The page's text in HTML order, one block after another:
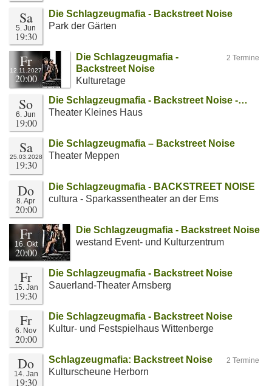
Sa
5. Jun
19:30
Die Schlagzeugmafia - Backstreet Noise
Park der Gärten
Fr
12.11.2027
20:00
2 Termine
Die Schlagzeugmafia -
Backstreet Noise
Kulturetage
So
6. Jun
19:00
Die Schlagzeugmafia - Backstreet Noise -…
Theater Kleines Haus
Sa
25.03.2028
19:30
Die Schlagzeugmafia – Backstreet Noise
Theater Meppen
Do
8. Apr
20:00
Die Schlagzeugmafia - BACKSTREET NOISE
cultura - Sparkassentheater an der Ems
Fr
16. Okt
20:00
Die Schlagzeugmafia - Backstreet Noise
westand Event- und Kulturzentrum
Fr
15. Jan
19:30
Die Schlagzeugmafia - Backstreet Noise
Sauerland-Theater Arnsberg
Fr
6. Nov
20:00
Die Schlagzeugmafia - Backstreet Noise
Kultur- und Festspielhaus Wittenberge
Do
14. Jan
19:30
2 Termine
Schlagzeugmafia: Backstreet Noise
Kulturscheune Herborn